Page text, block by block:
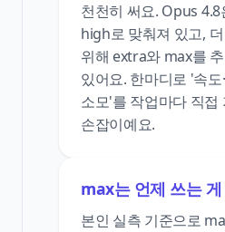
천천히 써요. Opus 4.8
high로 맞춰져 있고,
위해 extra와 max를
있어요. 한마디로 '속도
소모'를 작업마다 직접
손잡이예요.
max는 언제 쓰는
본인 실측 기준으로